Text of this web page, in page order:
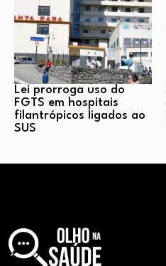
Lei prorroga uso do
FGTS em hospitais
filantrópicos ligados ao
SUS